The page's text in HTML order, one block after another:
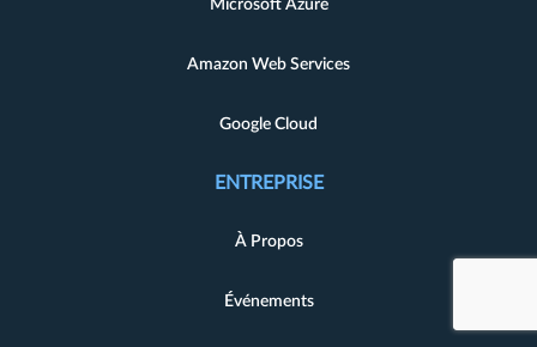
Microsoft Azure
Amazon Web Services
Google Cloud
ENTREPRISE
À Propos
Événements